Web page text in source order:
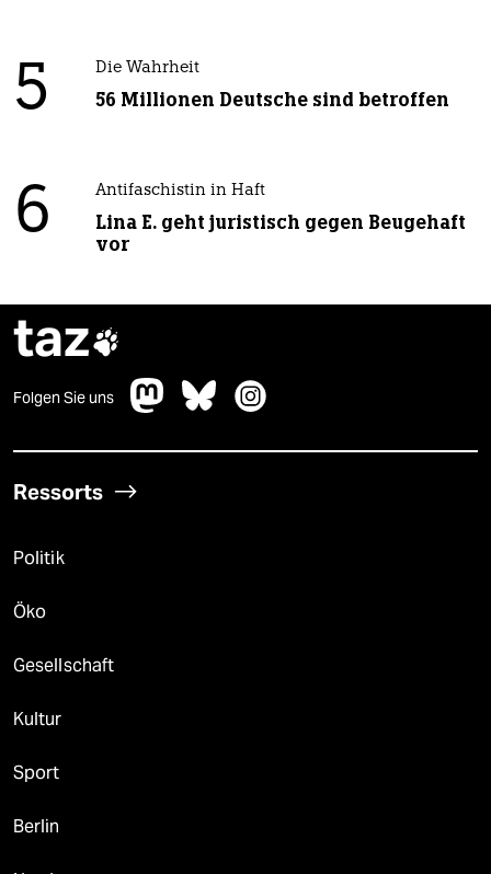
5 Die Wahrheit
56 Millionen Deutsche sind betroffen
6 Antifaschistin in Haft
Lina E. geht juristisch gegen Beugehaft
vor
taz
Folgen Sie uns
Ressorts
Politik
Öko
Gesellschaft
Kultur
Sport
Berlin